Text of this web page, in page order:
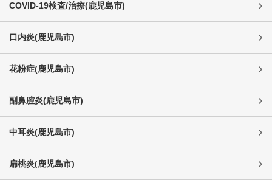
COVID-19検査/治療(鹿児島市)
口内炎(鹿児島市)
花粉症(鹿児島市)
副鼻腔炎(鹿児島市)
中耳炎(鹿児島市)
扁桃炎(鹿児島市)